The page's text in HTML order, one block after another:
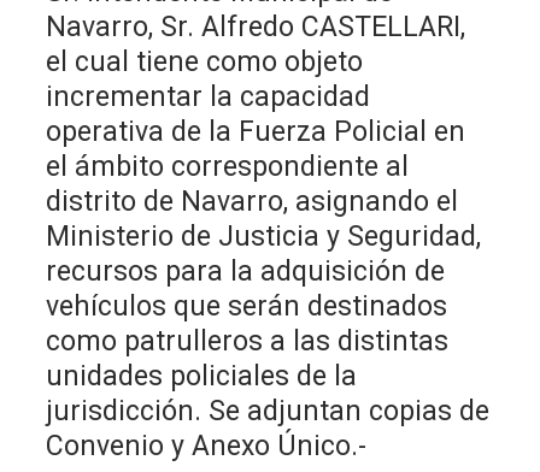
Navarro, Sr. Alfredo CASTELLARI,
el cual tiene como objeto
incrementar la capacidad
operativa de la Fuerza Policial en
el ámbito correspondiente al
distrito de Navarro, asignando el
Ministerio de Justicia y Seguridad,
recursos para la adquisición de
vehículos que serán destinados
como patrulleros a las distintas
unidades policiales de la
jurisdicción. Se adjuntan copias de
Convenio y Anexo Único.-